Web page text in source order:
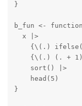
}
b_fun <-
  x |>
{\(.)
{\(.) (. +
    sort() |>
    head(5)
}